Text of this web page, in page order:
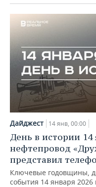
Дайджест 14 янв, 00:00
День в истории 14
нефтепровод
представил
Ключевые годовщины,
события 14 января 2026